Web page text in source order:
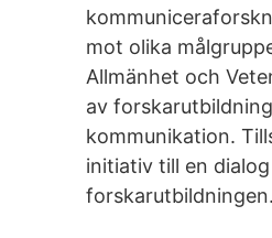
mot olika
Allmänhet och
av
kommunikation.
initiativ till en
forskarutbildningen.